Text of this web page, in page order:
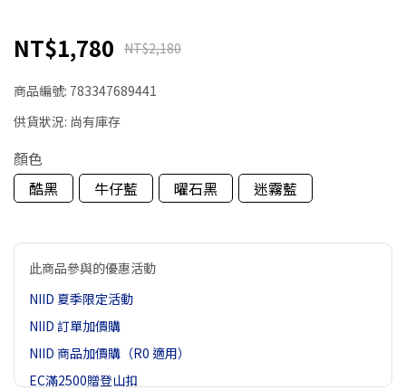
NT$1,780 NT$2,180
商品編號: 783347689441
供貨狀況: 尚有庫存
顏色
酷黑
牛仔藍 曜石黑 迷霧藍
此商品參與的優惠活動
NIID 夏季限定活動
NIID 訂單加價購
NIID 商品加價購（R0 適用）
EC滿2500贈登山扣